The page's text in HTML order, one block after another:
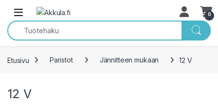
Skip to navigation
Skip to content
Open 0
Etusivu Paristot Jännitteen mukaan 12 V
12 V